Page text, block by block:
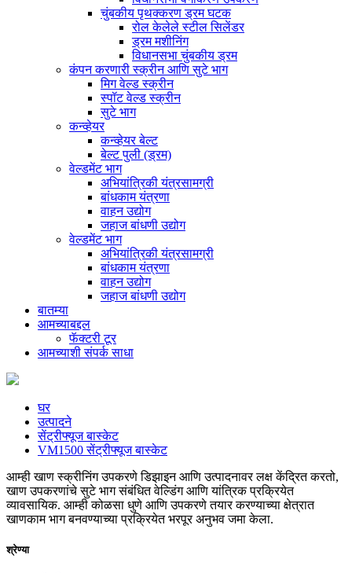
चुंबकीय पृथक्करण ड्रम घटक
रोल केलेले स्टील सिलेंडर
ड्रम मशीनिंग
विधानसभा चुंबकीय ड्रम
कंपन करणारी स्क्रीन आणि सुटे भाग
मिग वेल्ड स्क्रीन
स्पॉट वेल्ड स्क्रीन
सुटे भाग
कन्व्हेयर
कन्व्हेयर बेल्ट
बेल्ट पुली (ड्रम)
वेल्डमेंट भाग
अभियांत्रिकी यंत्रसामग्री
बांधकाम यंत्रणा
वाहन उद्योग
जहाज बांधणी उद्योग
वेल्डमेंट भाग
अभियांत्रिकी यंत्रसामग्री
बांधकाम यंत्रणा
वाहन उद्योग
जहाज बांधणी उद्योग
बातम्या
आमच्याबद्दल
फॅक्टरी टूर
आमच्याशी संपर्क साधा
घर
उत्पादने
सेंट्रीफ्यूज बास्केट
VM1500 सेंट्रीफ्यूज बास्केट
आम्ही खाण स्क्रीनिंग उपकरणे डिझाइन आणि उत्पादनावर लक्ष केंद्रित करतो,
खाण उपकरणांचे सुटे भाग संबंधित वेल्डिंग आणि यांत्रिक प्रक्रियेत
व्यावसायिक. आम्ही कोळसा धुणे आणि उपकरणे तयार करण्याच्या क्षेत्रात
खाणकाम भाग बनवण्याच्या प्रक्रियेत भरपूर अनुभव जमा केला.
श्रेण्या